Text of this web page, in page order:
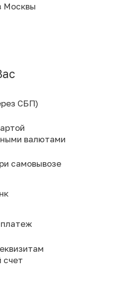
Москвы
СБП)
валютами
самовывозе
счет